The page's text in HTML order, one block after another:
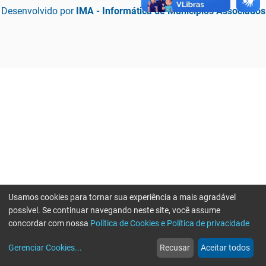
Desenvolvido por IMA - Informática de Municípios Associados
web
Notícias
more_horiz
Mais
Usamos cookies para tornar sua experiência a mais agradável
possível. Se continuar navegando neste site, você assume
concordar com nossa Política de Cookies e Política de privacidade
Gerenciar Cookies... Recusar Aceitar todos
Erro ao enviar informações, por favor tente novamente